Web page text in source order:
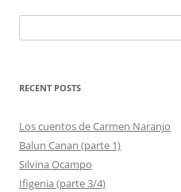
for:
RECENT POSTS
Los cuentos de Carmen Naranjo
Balun Canan (parte 1)
Silvina Ocampo
Ifigenia (parte 3/4)